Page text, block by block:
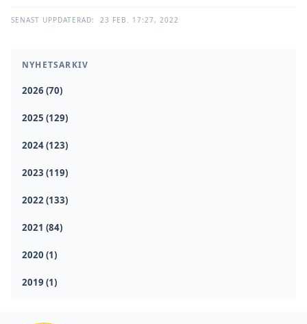
NYHETSARKIV
2026 (70)
2025 (129)
2024 (123)
2023 (119)
2022 (133)
2021 (84)
2020 (1)
2019 (1)
SENAST UPPDATERAD: 23 FEB. 17:27, 2022